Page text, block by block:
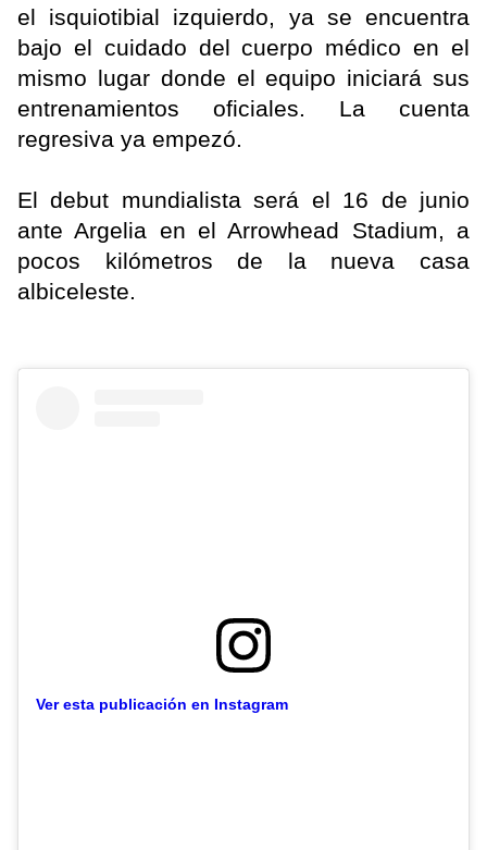
el isquiotibial izquierdo, ya se encuentra
bajo el cuidado del cuerpo médico en el
mismo lugar donde el equipo iniciará sus
entrenamientos oficiales. La cuenta
regresiva ya empezó.
El debut mundialista será el 16 de junio
ante Argelia en el Arrowhead Stadium, a
pocos kilómetros de la nueva casa
albiceleste.
Ver esta publicación en Instagram